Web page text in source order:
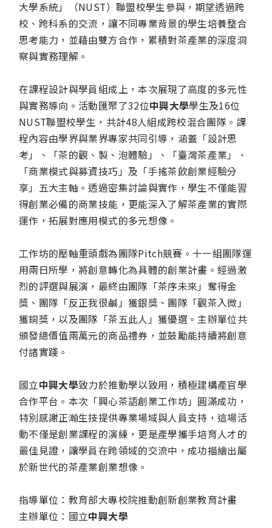
大學系統」（NUST）聯盟校學生參與，期望透過跨
校、跨科系的交流，讓不同專業背景的學生培養整合
思考能力，並藉由雙方合作，累積對茶產業的深度洞
察與實務理解。
在課程設計與學員組成上，本次展現了高度的多元性
與實務導向。活動匯聚了32位中興大學學生及16位
NUST聯盟校學生，共計48人組成跨校混合團隊。課
程內容由學界與業界專家共同引導，涵蓋「設計思
考」、「茶的觀、製、泡體驗」、「臺灣茶產業」、
「商業模式與募資技巧」及「手搖茶飲創業經驗分
享」五大主軸。透過密集討論與實作，學生不僅能習
得創業必備的商業技能，更能深入了解茶產業的實際
運作，拓展對應用模式的多元想像。
工作坊的壓軸重頭戲為團隊Pitch競賽。十一組團隊運
用兩日所學，將創意轉化為具體的創業計畫。經過激
烈的評選與展演，最終由團隊「茶序未來」奪得金
獎、團隊「反正我很鹹」獲銀獎、團隊「觀茶入微」
獲銅獎，以及團隊「茶五此人」獲優選。主辦單位共
頒發總價值兩萬元的商品禮券，並鼓勵能持續將創意
付諸實踐。
國立中興大學致力於推動學以致用，積極建構產官學
合作平台。本次「興心茶語創業工作坊」圓滿成功，
特別感謝正瀚生技提供專業場域與人員支持，這場活
動不僅是創業課程的演練，更是產學攜手培育人才的
最佳見證，讓學員在跨領域的交流中，成功描繪出屬
於新世代的茶產業創業想像。
指導單位：教育部大專校院推動創新創業教育計畫
主辦單位：國立中興大學